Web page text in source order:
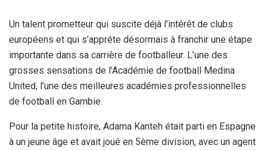
Un talent prometteur qui suscite déjà l’intérêt de clubs
européens et qui s’apprête désormais à franchir une étape
importante dans sa carrière de footballeur. L’une des
grosses sensations de l’Académie de football Medina
United, l’une des meilleures académies professionnelles
de football en Gambie.
Pour la petite histoire, Adama Kanteh était parti en Espagne
à un jeune âge et avait joué en 5ème division, avec un agent